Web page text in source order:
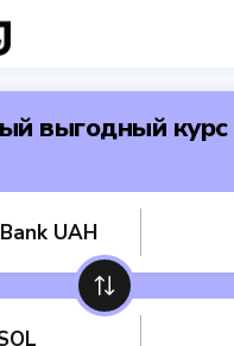
выгодный курс
UAH